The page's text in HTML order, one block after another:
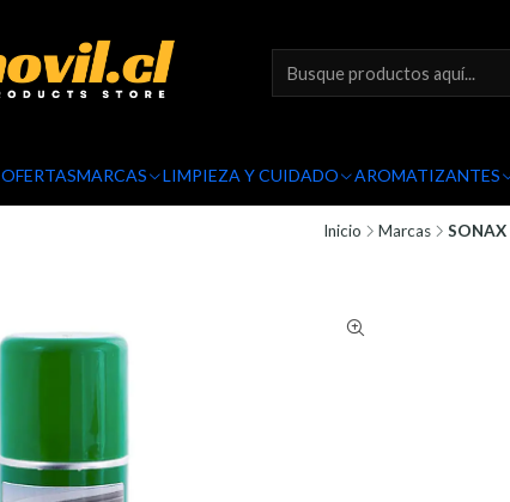
OFERTASMARCAS LIMPIEZA Y CUIDADO AROMATIZANTES
Inicio Marcas SONAX